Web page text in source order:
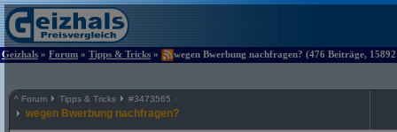
Geizhals » Forum » Tipps & Tricks » wegen Bwerbung nachfragen? (476 Beiträge, 15892
^ Forum Tipps & Tricks #3473565
wegen Bwerbung nachfragen?